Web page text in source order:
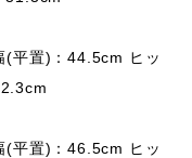
(平置)：44.5cm ヒッ
(平置)：46.5cm ヒッ